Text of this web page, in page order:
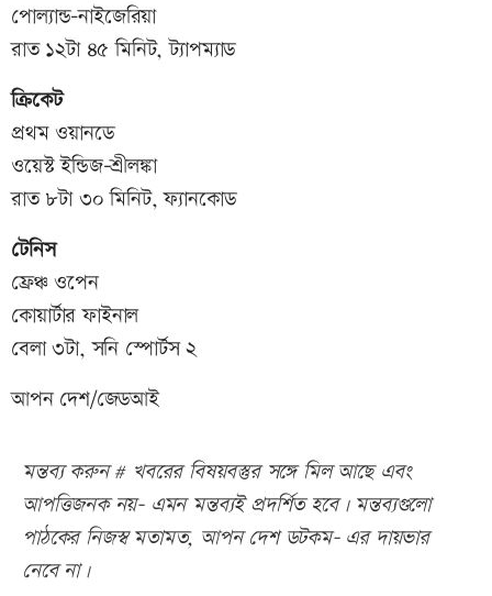
পোল্যান্ড-নাইজেরিয়া
রাত ১২টা ৪৫ মিনিট, ট্যাপম্যাড
ক্রিকেট
প্রথম ওয়ানডে
ওয়েস্ট ইন্ডিজ-শ্রীলঙ্কা
রাত ৮টা ৩০ মিনিট, ফ্যানকোড
টেনিস
ফ্রেঞ্চ ওপেন
কোয়ার্টার ফাইনাল
বেলা ৩টা, সনি স্পোর্টস ২
আপন দেশ/জেডআই
মন্তব্য করুন # খবরের বিষয়বস্তুর সঙ্গে মিল আছে এবং
আপত্তিজনক নয়- এমন মন্তব্যই প্রদর্শিত হবে। মন্তব্যগুলো
পাঠকের নিজস্ব মতামত, আপন দেশ ডটকম- এর দায়ভার
নেবে না।